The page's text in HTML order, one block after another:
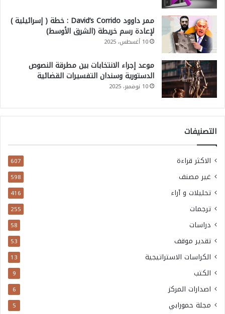
ممر داوود David’s Corrido : خطة ( إسرائيلية )
لإعادة رسم خريطة (الشرق الأوسط)
10 أغسطس، 2025
موعد إجراء الانتخابات بين مطرقة النصوص
الدستورية وسندان التفسيرات القضائية
10 نوفمبر، 2025
التصنيفات
الاكثر قراءة 607
غير مصنف 598
تحليلات و آراء 416
ترجمات 255
دراسات 58
تقدير موقف 53
الكراسات الاستراتيجية 13
الكتب 9
اصدارات المركز 6
مجلة حمورابي 5